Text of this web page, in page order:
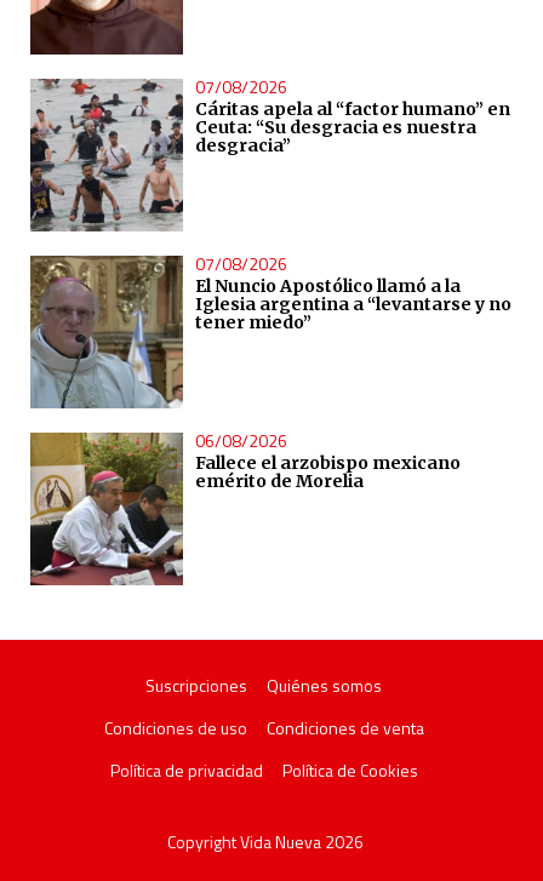
07/08/2026
Cáritas apela al “factor humano” en
Ceuta: “Su desgracia es nuestra
desgracia”
07/08/2026
El Nuncio Apostólico llamó a la
Iglesia argentina a “levantarse y no
tener miedo”
06/08/2026
Fallece el arzobispo mexicano
emérito de Morelia
Suscripciones
Quiénes somos
Condiciones de uso
Condiciones de venta
Política de privacidad
Política de Cookies
Copyright Vida Nueva 2026